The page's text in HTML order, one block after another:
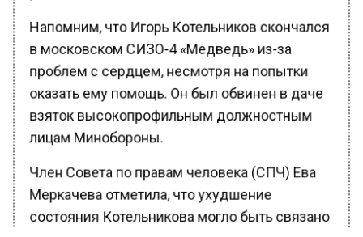
Напомним, что Игорь Котельников скончался
в московском СИЗО-4 «Медведь» из-за
проблем с сердцем, несмотря на попытки
оказать ему помощь. Он был обвинен в даче
взяток высокопрофильным должностным
лицам Минобороны.
Член Совета по правам человека (СПЧ) Ева
Меркачева отметила, что ухудшение
состояния Котельникова могло быть связано